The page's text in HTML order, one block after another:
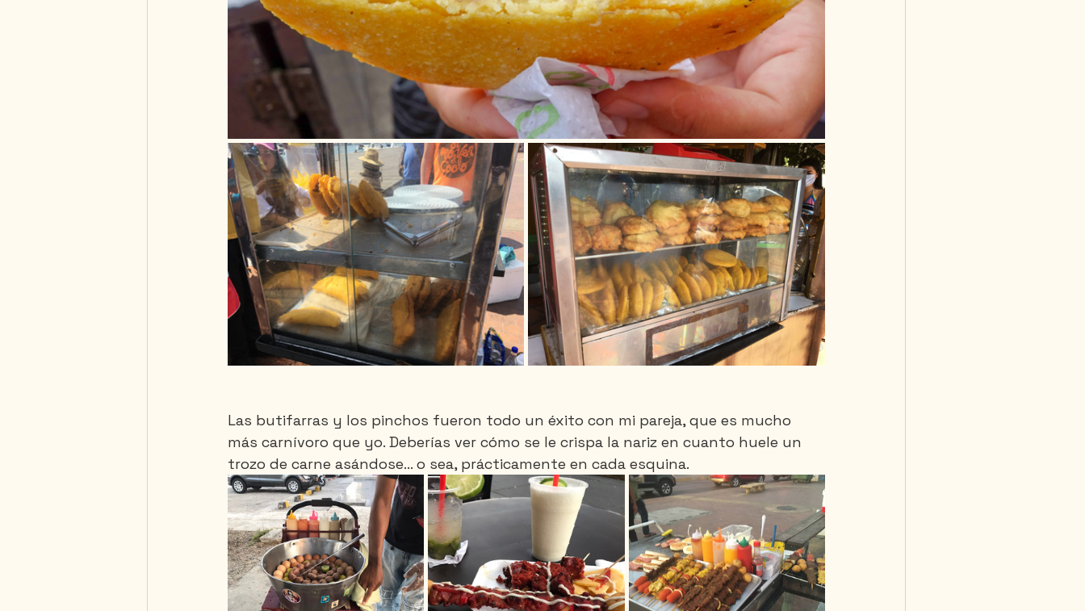
Las butifarras y los pinchos fueron todo un éxito con mi pareja, que es mucho
más carnívoro que yo. Deberías ver cómo se le crispa la nariz en cuanto huele un
trozo de carne asándose... o sea, prácticamente en cada esquina.